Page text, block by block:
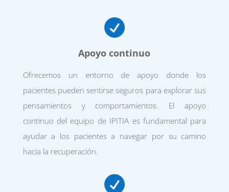

Apoyo continuo
Ofrecemos un entorno de apoyo donde los
pacientes pueden sentirse seguros para explorar sus
pensamientos y comportamientos. El apoyo
continuo del equipo de IPITIA es fundamental para
ayudar a los pacientes a navegar por su camino
hacia la recuperación.
